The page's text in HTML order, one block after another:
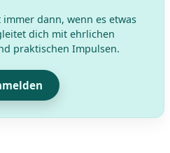
dann, wenn es etwas
dich mit ehrlichen
praktischen Impulsen.